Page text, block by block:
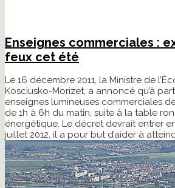
Enseignes commerciales :
feux cet été
Le 16 décembre 2011, la Ministre de
Kosciusko-Morizet, a annoncé qu’à
enseignes lumineuses commerciales
de 1h à 6h du matin, suite à la table
énergétique. Le décret devrait entrer
juillet 2012, il a pour but d’aider à